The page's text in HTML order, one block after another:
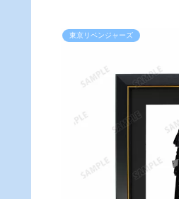
東京リベンジャーズ